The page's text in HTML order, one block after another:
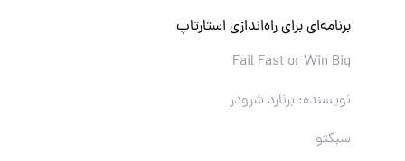
برنامه‌ای برای راه‌اندازی استارتاپ
Fail Fast or Win Big
نویسنده: برنارد شرودر
سبکتو